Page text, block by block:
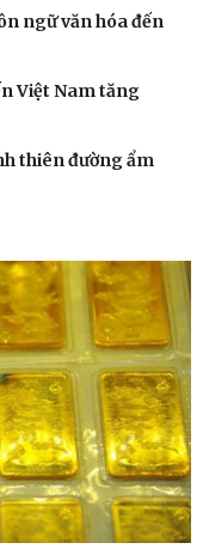
ngữ văn hóa đến
Việt Nam tăng
thiên đường ẩm